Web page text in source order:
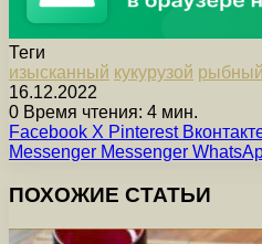
Теги
изысканный кукурузой рыбный
16.12.2022
0 Время чтения: 4 мин.
Facebook X Pinterest
Messenger Messenger
ПОХОЖИЕ СТАТЬИ